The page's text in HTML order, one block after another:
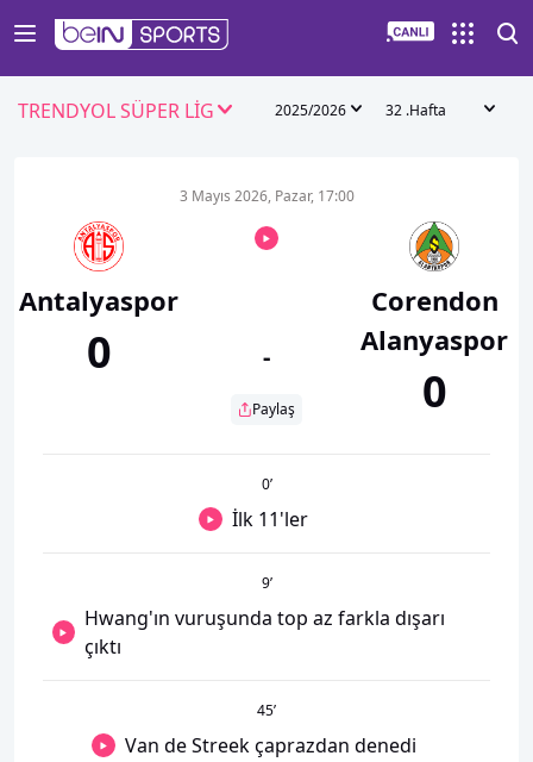
TRENDYOL SÜPER LİG 2025/2026 32 .Hafta
Antalyaspor
0
3 Mayıs 2026, Pazar, 17:00
-
Paylaş
Corendon
Alanyaspor
0
0’
İlk 11'ler
9’
Hwang'ın vuruşunda top az farkla dışarı
çıktı
45’
Van de Streek çaprazdan denedi